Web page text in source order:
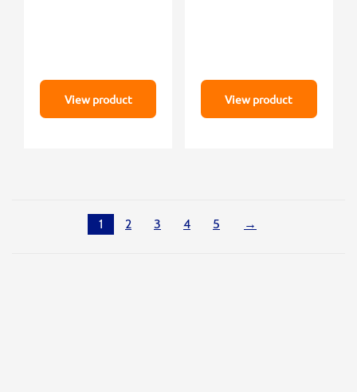
View product View product
1 2 3 4 5 →